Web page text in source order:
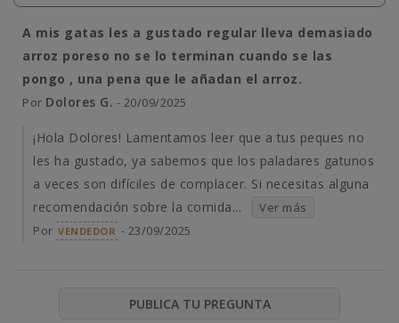
A mis gatas les a gustado regular lleva demasiado
arroz poreso no se lo terminan cuando se las
pongo , una pena que le añadan el arroz.
Por Dolores G. - 20/09/2025
¡Hola Dolores! Lamentamos leer que a tus peques no
les ha gustado, ya sabemos que los paladares gatunos
a veces son difíciles de complacer. Si necesitas alguna
recomendación sobre la comida...
Ver más
Por VENDEDOR - 23/09/2025
PUBLICA TU PREGUNTA